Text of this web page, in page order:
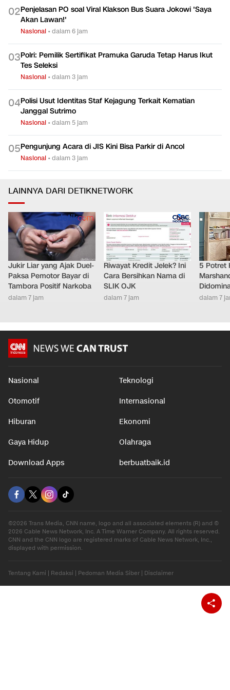
02Penjelasan PO soal Viral Klakson Bus Suara Jokowi 'Saya
Akan Lawan!'
Nasional •dalam 6 jam
03Polri: Pemilik Sertifikat Pramuka Garuda Tetap Harus Ikut
Tes Seleksi
Nasional •dalam 3 jam
04Polisi Usut Identitas Staf Kejagung Terkait Kematian
Janggal Sutrimo
Nasional •dalam 5 jam
05Pengunjung Acara di JIS Kini Bisa Parkir di Ancol
Nasional •dalam 3 jam
LAINNYA DARI DETIKNETWORK
Jukir Liar yang Ajak Duel-
Paksa Pemotor Bayar di
Tambora Positif Narkoba
dalam 7 jam
Riwayat Kredit Jelek? Ini
Cara Bersihkan Nama di
SLIK OJK
dalam 7 jam
5 Potret
dalam 7
Nasional Teknologi
Otomotif Internasional
Hiburan Ekonomi
Gaya Hidup Olahraga
Download Apps berbuatbaik.id
©2026 Trans Media, CNN name, logo and all associated elements (R) and ©
2026 Cable News Network, Inc. A Time Warner Company. All rights reserved.
CNN and the CNN logo are registered marks of Cable News Network, Inc.,
displayed with permission.
Tentang Kami Redaksi Pedoman Media Siber Disclaimer